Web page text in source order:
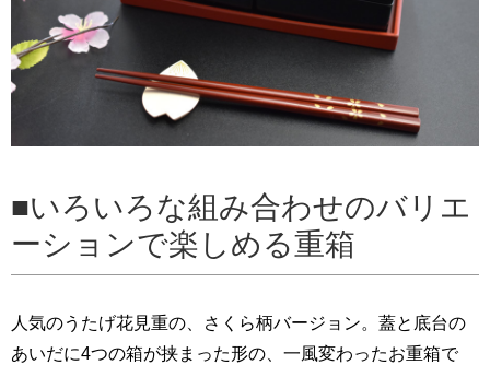
いろいろな組み合わせのバリエ
ーションで楽しめる重箱
人気のうたげ花見重の、さくら柄バージョン。蓋と底台の
あいだに4つの箱が挟まった形の、一風変わったお重箱で